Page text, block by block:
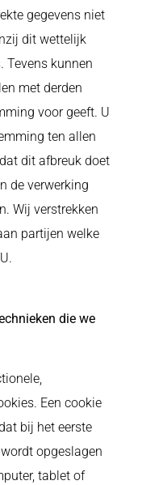
gegevens niet
dit wettelijk
Tevens kunnen
met derden
voor geeft. U
ten allen
dit afbreuk doet
de verwerking
Wij verstrekken
partijen welke
die we
Een cookie
bij het eerste
opgeslagen
tablet of